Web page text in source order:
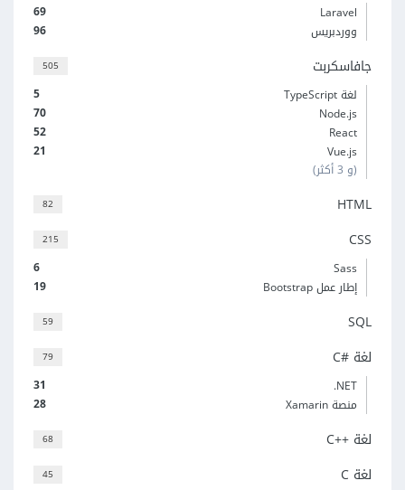
69
Laravel
96
ووردبريس
505 جافاسكربت
5
لغة TypeScript
70
Node.js
52
React
21
Vue.js
(و 3 أكثر)
82 HTML
215 CSS
6
Sass
19
إطار عمل Bootstrap
59 SQL
79 لغة C#‎
31
‎.NET
28
منصة Xamarin
68 لغة C++‎
45 لغة C